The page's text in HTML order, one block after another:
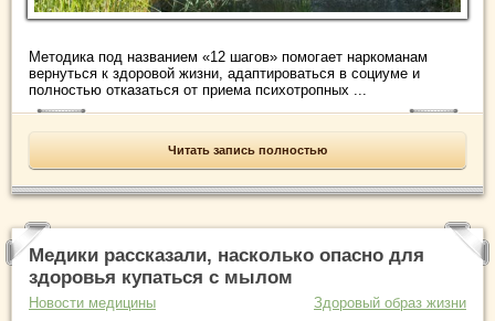
Методика под названием «12 шагов» помогает наркоманам
вернуться к здоровой жизни, адаптироваться в социуме и
полностью отказаться от приема психотропных ...
Читать запись полностью
Медики рассказали, насколько опасно для
здоровья купаться с мылом
Новости медицины Здоровый образ жизни